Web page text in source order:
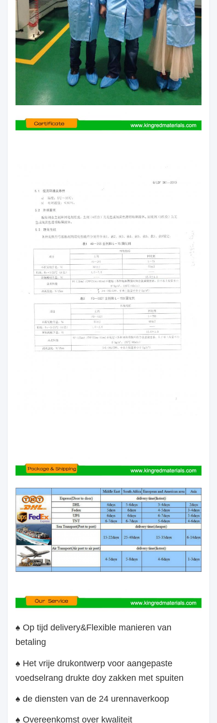
♠ Op tijd delivery&Flexible manieren van
betaling
♠ Het vrije drukontwerp voor aangepaste
voedselrang drukte doy zakken met spuiten
♠ de diensten van de 24 urennaverkoop
♠ Overeenkomst over kwaliteit